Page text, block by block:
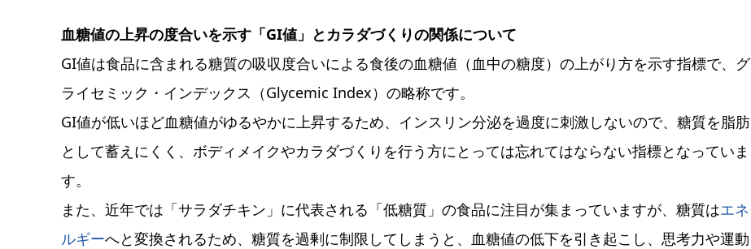
血糖値の上昇の度合いを示す「GI値」とカラダづくりの関係について
GI値は食品に含まれる糖質の吸収度合いによる食後の血糖値（血中の糖度）の上がり方を示す指標で、グ
ライセミック・インデックス（Glycemic Index）の略称です。
GI値が低いほど血糖値がゆるやかに上昇するため、インスリン分泌を過度に刺激しないので、糖質を脂肪
として蓄えにくく、ボディメイクやカラダづくりを行う方にとっては忘れてはならない指標となっていま
す。
また、近年では「サラダチキン」に代表される「低糖質」の食品に注目が集まっていますが、糖質はエネ
ルギーへと変換されるため、糖質を過剰に制限してしまうと、血糖値の低下を引き起こし、思考力や運動